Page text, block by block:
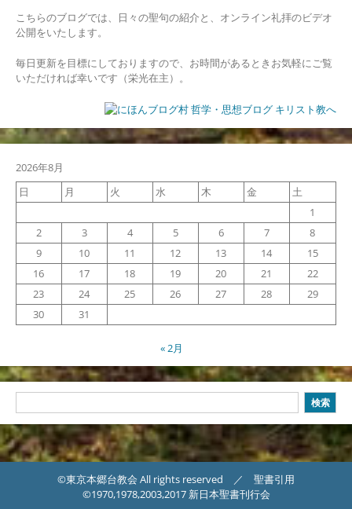
こちらのブログでは、日々の聖句の紹介と、オンライン礼拝のビデオ
公開をいたします。
毎日更新を目標にしておりますので、お時間があるときお気軽にご覧
いただければ幸いです（栄光在主）。
2026年8月
日
月 火 水 木 金
土
1
2
3 4 5 6 7
8
9
10 11 12 13 14
15
16
17 18 19 20 21
22
23
24 25 26 27 28
29
30
31
« 2月
索
検索
©東京本郷台教会 All rights reserved ／ 聖書引用
©1970,1978,2003,2017 新日本聖書刊行会